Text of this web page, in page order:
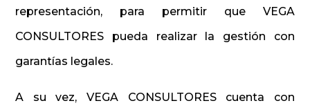
representación, para permitir que VEGA
CONSULTORES pueda realizar la gestión con
garantías legales.
A su vez, VEGA CONSULTORES cuenta con